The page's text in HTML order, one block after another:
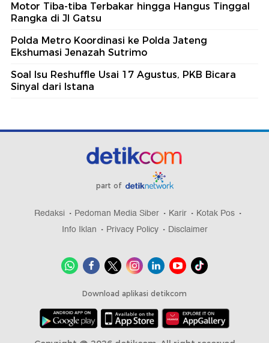
Motor Tiba-tiba Terbakar hingga Hangus Tinggal
Rangka di Jl Gatsu
Polda Metro Koordinasi ke Polda Jateng
Ekshumasi Jenazah Sutrimo
Soal Isu Reshuffle Usai 17 Agustus, PKB Bicara
Sinyal dari Istana
part of
Redaksi Pedoman Media Siber Karir
Kotak Pos
Info Iklan
Privacy Policy Disclaimer
Download aplikasi detikcom